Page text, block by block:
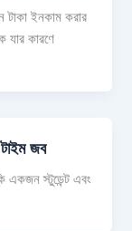
ইনকাম করার
কারণে
টাইম জব
একজন স্টুডেন্ট এবং